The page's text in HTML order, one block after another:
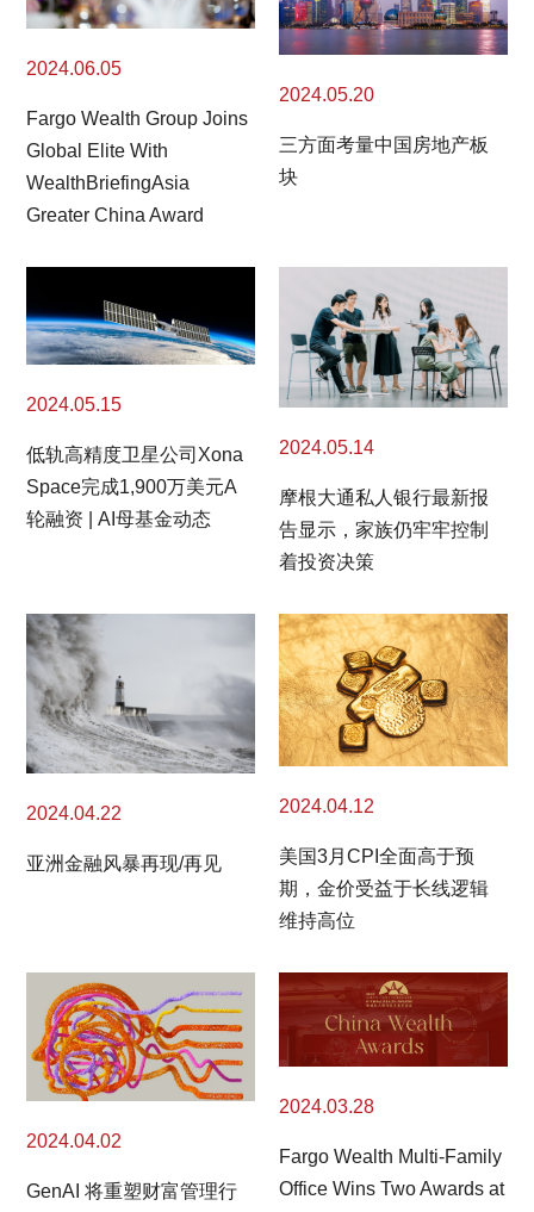
2024.06.05
Fargo Wealth Group Joins
Global Elite With
WealthBriefingAsia
Greater China Award
2024.05.20
三方面考量中国房地产板
块
2024.05.15
低轨高精度卫星公司Xona
Space完成1,900万美元A
轮融资 | AI母基金动态
2024.05.14
摩根大通私人银行最新报
告显示，家族仍牢牢控制
着投资决策
2024.04.22
亚洲金融风暴再现/再见
2024.04.12
美国3月CPI全面高于预
期，金价受益于长线逻辑
维持高位
2024.04.02
GenAI 将重塑财富管理行
2024.03.28
Fargo Wealth Multi-Family
Office Wins Two Awards at